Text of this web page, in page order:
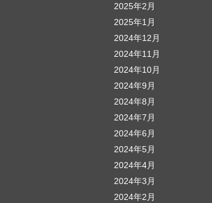
2025年2月
2025年1月
2024年12月
2024年11月
2024年10月
2024年9月
2024年8月
2024年7月
2024年6月
2024年5月
2024年4月
2024年3月
2024年2月